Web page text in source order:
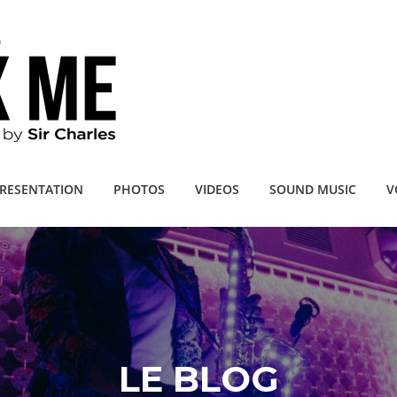
PHOTOS VIDEOS SOUND MUSIC
LE BLOG